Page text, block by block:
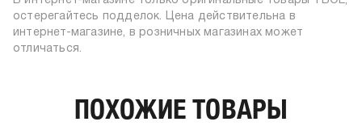
узор:
однотонный
количество пар:
3
высота носков:
сухая чистка запрещена
остерегайтесь подделок. Цена действительна в
интернет-магазине, в розничных магазинах может
отличаться.
ПОХОЖИЕ ТОВАРЫ